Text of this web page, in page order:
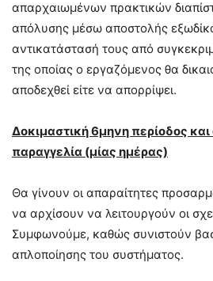
απαρχαιωμένων πρακτικών
απόλυσης μέσω αποστολής
αντικατάστασή τους από
της οποίας ο εργαζόμενος θα
αποδεχθεί είτε να απορρίψει.
Δοκιμαστική 6μηνη περίοδος
παραγγελία (μίας ημέρας)
Θα γίνουν οι απαραίτητες
να αρχίσουν να λειτουργούν οι
Συμφωνούμε, καθώς συνιστούν
απλοποίησης του συστήματος.